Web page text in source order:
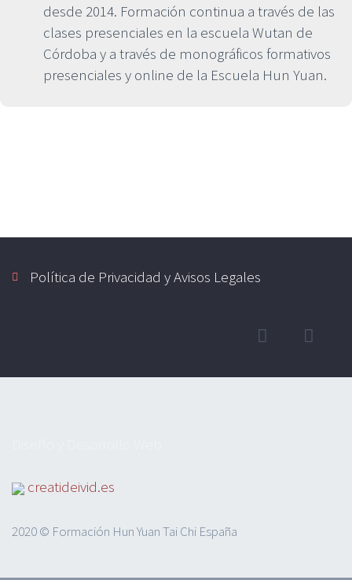
desde 2014. Formación continua a través de las
clases presenciales en la escuela Wutan de
Córdoba y a través de monográficos formativos
presenciales y online de la Escuela Hun Yuan.
Política de Privacidad y Avisos Legales
creatideivid.es
2020 © Formación Hun Yuan Tai Chi España